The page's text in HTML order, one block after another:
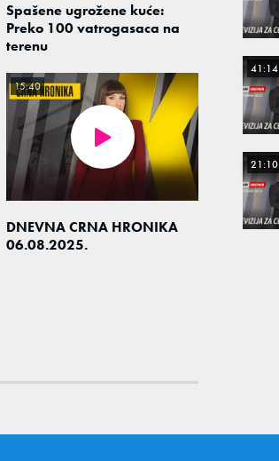
Spašene ugrožene kuće:
Preko 100 vatrogasaca na
terenu
DNEVNA CRNA HRONIKA
06.08.2025.
15:40
41:14
21:10